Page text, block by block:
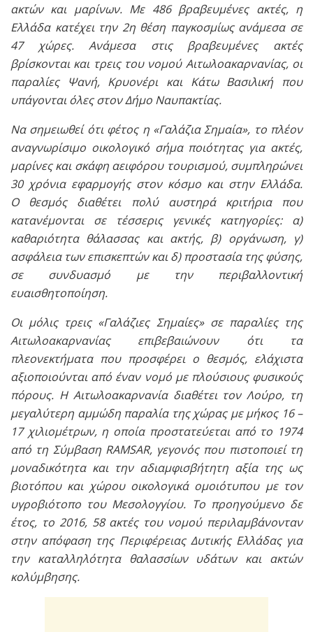
ακτών και μαρίνων. Με 486 βραβευμένες ακτές, η
Ελλάδα κατέχει την 2η θέση παγκοσμίως ανάμεσα σε
47 χώρες. Ανάμεσα στις βραβευμένες ακτές
βρίσκονται και τρεις του νομού Αιτωλοακαρνανίας, οι
παραλίες Ψανή, Κρυονέρι και Κάτω Βασιλική που
υπάγονται όλες στον Δήμο Ναυπακτίας.
Να σημειωθεί ότι φέτος η «Γαλάζια Σημαία», το πλέον
αναγνωρίσιμο οικολογικό σήμα ποιότητας για ακτές,
μαρίνες και σκάφη αειφόρου τουρισμού, συμπληρώνει
30 χρόνια εφαρμογής στον κόσμο και στην Ελλάδα.
Ο θεσμός διαθέτει πολύ αυστηρά κριτήρια που
κατανέμονται σε τέσσερις γενικές κατηγορίες: α)
καθαριότητα θάλασσας και ακτής, β) οργάνωση, γ)
ασφάλεια των επισκεπτών και δ) προστασία της φύσης,
σε συνδυασμό με την περιβαλλοντική
ευαισθητοποίηση.
Οι μόλις τρεις «Γαλάζιες Σημαίες» σε παραλίες της
Αιτωλοακαρνανίας επιβεβαιώνουν ότι τα
πλεονεκτήματα που προσφέρει ο θεσμός, ελάχιστα
αξιοποιούνται από έναν νομό με πλούσιους φυσικούς
πόρους. Η Αιτωλοακαρνανία διαθέτει τον Λούρο, τη
μεγαλύτερη αμμώδη παραλία της χώρας με μήκος 16 –
17 χιλιομέτρων, η οποία προστατεύεται από το 1974
από τη Σύμβαση RAMSAR, γεγονός που πιστοποιεί τη
μοναδικότητα και την αδιαμφισβήτητη αξία της ως
βιοτόπου και χώρου οικολογικά ομοιότυπου με τον
υγροβιότοπο του Μεσολογγίου. Το προηγούμενο δε
έτος, το 2016, 58 ακτές του νομού περιλαμβάνονταν
στην απόφαση της Περιφέρειας Δυτικής Ελλάδας για
την καταλληλότητα θαλασσίων υδάτων και ακτών
κολύμβησης.